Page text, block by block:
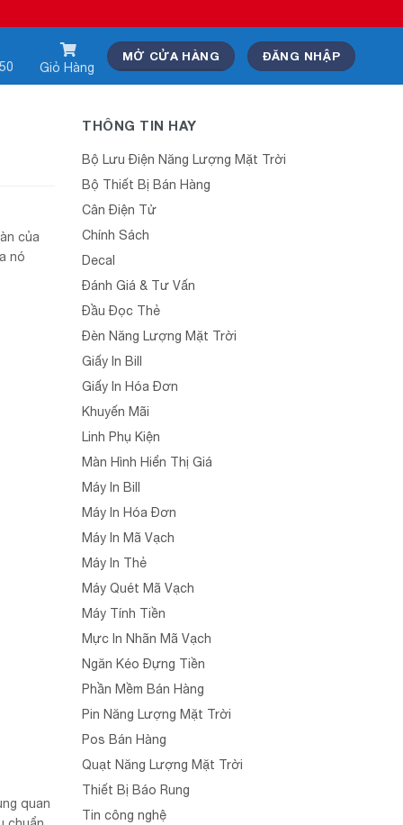
Giỏ Hàng
MỞ CỬA HÀNG ĐĂNG NHẬP
của
nó
quan
THÔNG TIN HAY
Bộ Lưu Điện Năng Lượng Mặt Trời
Bộ Thiết Bị Bán Hàng
Cân Điện Tử
Chính Sách
Decal
Đánh Giá & Tư Vấn
Đầu Đọc Thẻ
Đèn Năng Lượng Mặt Trời
Giấy In Bill
Giấy In Hóa Đơn
Khuyến Mãi
Linh Phụ Kiện
Màn Hình Hiển Thị Giá
Máy In Bill
Máy In Hóa Đơn
Máy In Mã Vạch
Máy In Thẻ
Máy Quét Mã Vạch
Máy Tính Tiền
Mực In Nhãn Mã Vạch
Ngăn Kéo Đựng Tiền
Phần Mềm Bán Hàng
Pin Năng Lượng Mặt Trời
Pos Bán Hàng
Quạt Năng Lượng Mặt Trời
Thiết Bị Báo Rung
Tin công nghệ